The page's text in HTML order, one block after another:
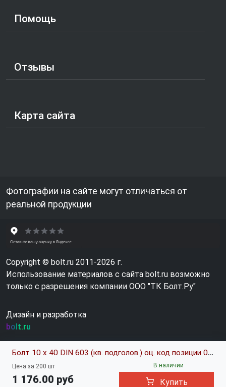
Болт 10 х 40 DIN 603 (кв. подголов.) оц. код позиции 0017273
Цена за 200 шт
1 176.00 руб
В наличии
Купить
Помощь
Отзывы
Карта сайта
Фотографии на сайте могут отличаться от
реальной продукции
Copyright © bolt.ru 2011-2026 г.
Использование материалов с сайта bolt.ru возможно
только с разрешения компании ООО "ТК Болт.Ру"
Дизайн и разработка
bolt.ru